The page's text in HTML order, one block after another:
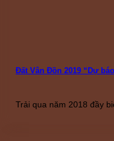
Đất Vân Đồn 2019 “Dự
Trải qua năm 2018 đầy